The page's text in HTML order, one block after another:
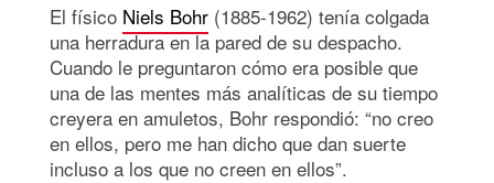
El físico Niels Bohr (1885-1962) tenía colgada
una herradura en la pared de su despacho.
Cuando le preguntaron cómo era posible que
una de las mentes más analíticas de su tiempo
creyera en amuletos, Bohr respondió: “no creo
en ellos, pero me han dicho que dan suerte
incluso a los que no creen en ellos”.